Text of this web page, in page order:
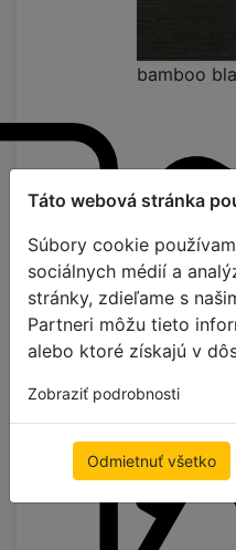
Táto webová stránka
Súbory cookie
sociálnych médií a
stránky, zdieľame s
Partneri môžu tieto
alebo ktoré získajú v
Zobraziť podrobnosti
Odmietnuť všetko
bamboo